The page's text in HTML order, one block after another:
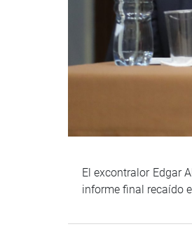
El excontralor Edgar
informe final recaído